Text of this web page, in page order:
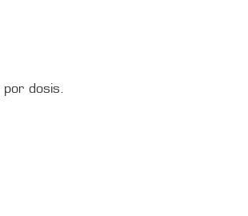
dosis.